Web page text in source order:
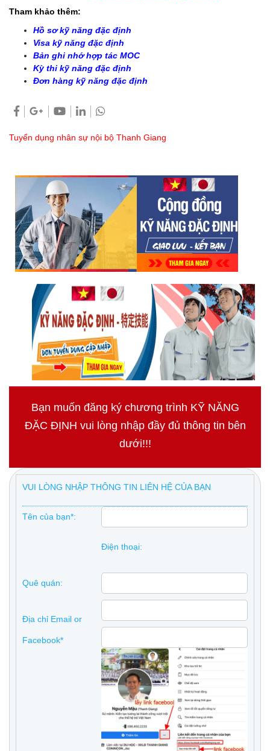
Tham khảo thêm:
Hồ sơ kỹ năng đặc định
Visa kỹ năng đặc định
Bản ghi nhớ hợp tác MOC
Kỳ thi kỹ năng đặc định
Đơn hàng kỹ năng đặc định
Tuyển dụng nhân sự nội bộ Thanh Giang
Bạn muốn đăng ký chương trình KỸ NĂNG
ĐẶC ĐỊNH vui lòng nhập đầy đủ thông tin bên
dưới!!!
VUI LÒNG NHẬP THÔNG TIN LIÊN HỆ CỦA BẠN
Tên của bạn*:
Điện thoại:
Quê quán:
Địa chỉ Email or
Facebook*